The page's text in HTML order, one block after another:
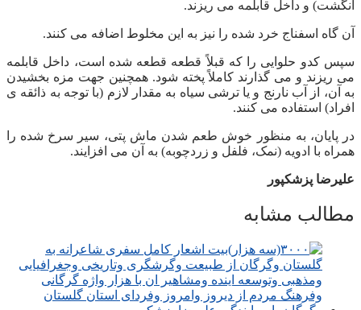
انگشت) و داخل قابلمه می ریزند.
آن گاه اسفناج خرد شده را نیز به این مخلوط اضافه می کنند.
سپس کدو حلوایی را که قبلاً قطعه قطعه شده است، داخل قابلمه
می ریزند و می گذارند کاملاً پخته شود. همچنین جهت مزه بخشیدن
به آن، از آب نارنج و یا ترشی سیاه به مقدار لازم (با توجه به ذائقه ی
افراد) استفاده می کنند.
در پایان، به منظور خوش طعم شدن ماش پتی، سیر سرخ شده را
همراه با ادویه (نمک، فلفل و زردچوبه) به آن می افزایند.
علیرضا پزشکپور
مطالب مشابه